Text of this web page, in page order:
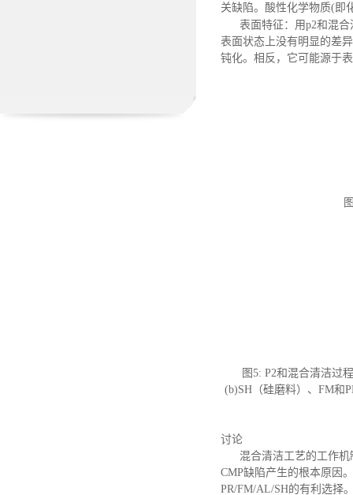
关缺陷。酸性化学物质(即
表面特征：用p2和混
表面状态上没有明显的差
钝化。相反，它可能源于
图5: P2和混合清洁过
(b)SH（硅磨料）、FM和
讨论
混合清洁工艺的工作机
CMP缺陷产生的根本原因
PR/FM/AL/SH的有利选择